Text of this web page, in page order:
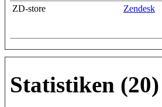
ZD-store
Zendesk
Statistiken (20)